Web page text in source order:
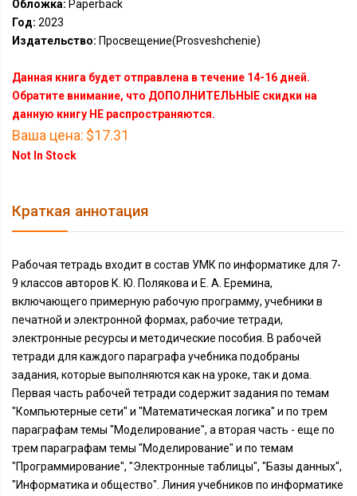
Обложка: Paperback
Год: 2023
Издательство: Просвещение(Prosveshchenie)
Данная книга будет отправлена в течение 14-16 дней.
Обратите внимание, что ДОПОЛНИТЕЛЬНЫЕ скидки на
данную книгу НЕ распространяются.
Ваша цена: $17.31
Not In Stock
Краткая аннотация
Рабочая тетрадь входит в состав УМК по информатике для 7-
9 классов авторов К. Ю. Полякова и Е. А. Еремина,
включающего примерную рабочую программу, учебники в
печатной и электронной формах, рабочие тетради,
электронные ресурсы и методические пособия. В рабочей
тетради для каждого параграфа учебника подобраны
задания, которые выполняются как на уроке, так и дома.
Первая часть рабочей тетради содержит задания по темам
"Компьютерные сети" и "Математическая логика" и по трем
параграфам темы "Моделирование", а вторая часть - еще по
трем параграфам темы "Моделирование" и по темам
"Программирование", "Электронные таблицы", "Базы данных",
"Информатика и общество". Линия учебников по информатике